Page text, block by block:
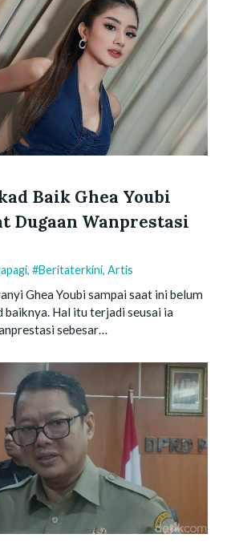
Baik Ghea Youbi
Dugaan Wanprestasi
, #beritaterkini, Artis
Ghea Youbi sampai saat ini belum
Hal itu terjadi seusai ia
sebesar…